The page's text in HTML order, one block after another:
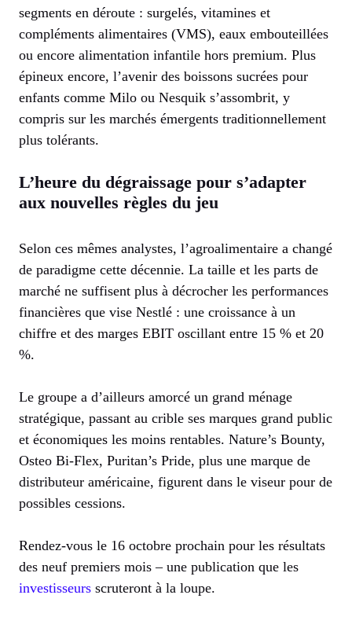
segments en déroute : surgelés, vitamines et
compléments alimentaires (VMS), eaux embouteillées
ou encore alimentation infantile hors premium. Plus
épineux encore, l’avenir des boissons sucrées pour
enfants comme Milo ou Nesquik s’assombrit, y
compris sur les marchés émergents traditionnellement
plus tolérants.
L’heure du dégraissage pour s’adapter
aux nouvelles règles du jeu
Selon ces mêmes analystes, l’agroalimentaire a changé
de paradigme cette décennie. La taille et les parts de
marché ne suffisent plus à décrocher les performances
financières que vise Nestlé : une croissance à un
chiffre et des marges EBIT oscillant entre 15 % et 20
%.
Le groupe a d’ailleurs amorcé un grand ménage
stratégique, passant au crible ses marques grand public
et économiques les moins rentables. Nature’s Bounty,
Osteo Bi-Flex, Puritan’s Pride, plus une marque de
distributeur américaine, figurent dans le viseur pour de
possibles cessions.
Rendez-vous le 16 octobre prochain pour les résultats
des neuf premiers mois – une publication que les
investisseurs scruteront à la loupe.